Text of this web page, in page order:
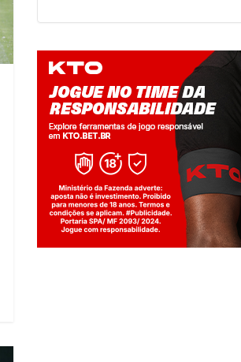
Jogue com responsabilidade. 18+